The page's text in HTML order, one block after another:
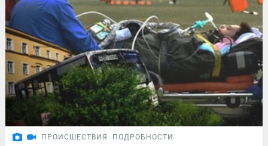
ПРОИСШЕСТВИЯ ПОДРОБНОСТИ